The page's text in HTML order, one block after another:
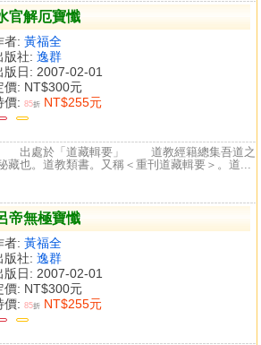
官解厄寶懺
者: 黃福全
版社: 逸群
版日: 2007-02-01
價: NT$300元
價: 85折 NT$255元
出處於「道藏輯要」 道教經籍總集吾道之
藏也。道教類書。又稱＜重刊道藏輯要＞。道...
帝無極寶懺
者: 黃福全
版社: 逸群
版日: 2007-02-01
價: NT$300元
價: 85折 NT$255元